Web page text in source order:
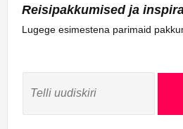
Reisipakkumised ja
Lugege esimestena parimaid